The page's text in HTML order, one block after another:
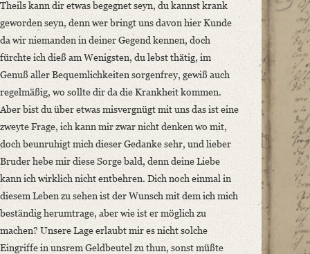
Number of Pages: 7S. auf Doppelbl., hs. m. U. u. Adresse
Format: 19,3 x 11,7 cm
Incipit: „[1] Pillnitz den 30.t May 1825.
Mein geliebtester Bruder,
Ich habe schon recht lange sehnsuchts voll auf einen Brief von dir
Language
German
Editors
Bamberg, Claudia
Theils kann dir etwas begegnet seyn, du kannst krank
geworden seyn, denn wer bringt uns davon hier Kunde
da wir niemanden in deiner Gegend kennen, doch
fürchte ich dieß am Wenigsten, du lebst thätig, im
Genuß aller Bequemlichkeiten sorgenfrey, gewiß auch
regelmäßig, wo sollte dir da die Krankheit kommen.
Aber bist du über etwas misvergnügt mit uns das ist eine
zweyte Frage, ich kann mir zwar nicht denken wo mit,
doch beunruhigt mich dieser Gedanke sehr, und lieber
Bruder hebe mir diese Sorge bald, denn deine Liebe
kann ich wirklich nicht entbehren. Dich noch einmal in
diesem Leben zu sehen ist der Wunsch mit dem ich mich
beständig herumtrage, aber wie ist er möglich zu
machen? Unsere Lage erlaubt mir es nicht solche
Eingriffe in unsrem Geldbeutel zu thun, sonst müßte